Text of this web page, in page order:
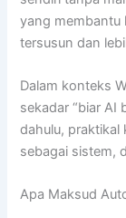
yang membantu
tersusun dan
Dalam konteks
sekadar “biar AI
dahulu, praktikal
sebagai sistem,
Apa Maksud